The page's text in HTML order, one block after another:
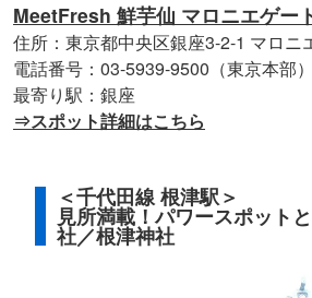
MeetFresh 鮮芋仙 マロニエゲー
住所：東京都中央区銀座3-2-1 マロニ
電話番号：03-5939-9500（東京本部）
最寄り駅：銀座
⇒スポット詳細はこちら
＜千代田線 根津駅＞
見所満載！パワースポット
社／根津神社